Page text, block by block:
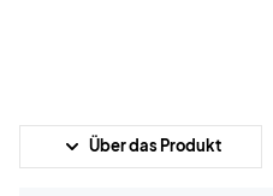
Über das Produkt